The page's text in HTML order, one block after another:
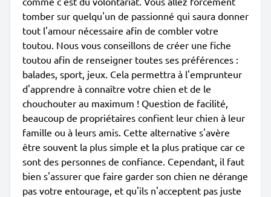
tomber sur quelqu'un de passionné qui saura donner
tout l'amour nécessaire afin de combler votre
toutou. Nous vous conseillons de créer une fiche
toutou afin de renseigner toutes ses préférences :
balades, sport, jeux. Cela permettra à l'emprunteur
d'apprendre à connaître votre chien et de le
chouchouter au maximum ! Question de facilité,
beaucoup de propriétaires confient leur chien à leur
famille ou à leurs amis. Cette alternative s'avère
être souvent la plus simple et la plus pratique car ce
sont des personnes de confiance. Cependant, il faut
bien s'assurer que faire garder son chien ne dérange
pas votre entourage, et qu'ils n'acceptent pas juste